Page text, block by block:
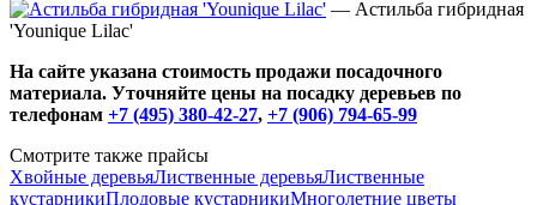
— Астильба гибридная
'Younique Lilac'
На сайте указана стоимость продажи посадочного
материала. Уточняйте цены на посадку деревьев по
телефонам +7 (495) 380-42-27, +7 (906) 794-65-99
Смотрите также прайсы
Хвойные деревьяЛиственные деревьяЛиственные
кустарникиПлодовые кустарникиМноголетние цветы